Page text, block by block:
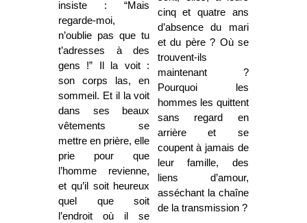
insiste : “Mais
regarde-moi,
n’oublie pas que tu
t’adresses à des
gens !” Il la voit :
son corps las, en
sommeil. Et il la voit
dans ses beaux
vêtements se
mettre en prière, elle
prie pour que
l’homme revienne,
et qu’il soit heureux
quel que soit
l’endroit où il se
cinq et quatre ans
d’absence du mari
et du père ? Où se
trouvent-ils
maintenant ?
Pourquoi les
hommes les quittent
sans regard en
arrière et se
coupent à jamais de
leur famille, des
liens d’amour,
asséchant la chaîne
de la transmission ?